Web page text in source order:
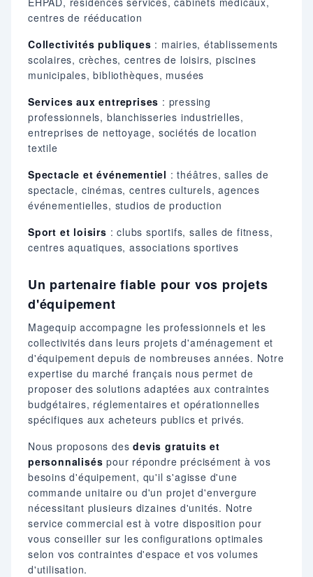
centres de rééducation
Collectivités publiques : mairies, établissements
scolaires, crèches, centres de loisirs, piscines
municipales, bibliothèques, musées
Services aux entreprises : pressing
professionnels, blanchisseries industrielles,
entreprises de nettoyage, sociétés de location
textile
Spectacle et événementiel : théâtres, salles de
spectacle, cinémas, centres culturels, agences
événementielles, studios de production
Sport et loisirs : clubs sportifs, salles de fitness,
centres aquatiques, associations sportives
Un partenaire fiable pour vos projets
d'équipement
Magequip accompagne les professionnels et les
collectivités dans leurs projets d'aménagement et
d'équipement depuis de nombreuses années. Notre
expertise du marché français nous permet de
proposer des solutions adaptées aux contraintes
budgétaires, réglementaires et opérationnelles
spécifiques aux acheteurs publics et privés.
Nous proposons desdevis gratuits et
personnalisés pour répondre précisément à vos
besoins d'équipement, qu'il s'agisse d'une
commande unitaire ou d'un projet d'envergure
nécessitant plusieurs dizaines d'unités. Notre
service commercial est à votre disposition pour
vous conseiller sur les configurations optimales
selon vos contraintes d'espace et vos volumes
d'utilisation.